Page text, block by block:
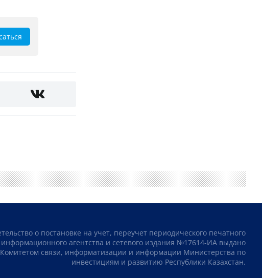
о постановке на учет, переучет периодического печатного
агентства и сетевого издания №17614-ИА выдано
Комитетом связи, информатизации и информации Министерства по
инвестициям и развитию Республики Казахстан.